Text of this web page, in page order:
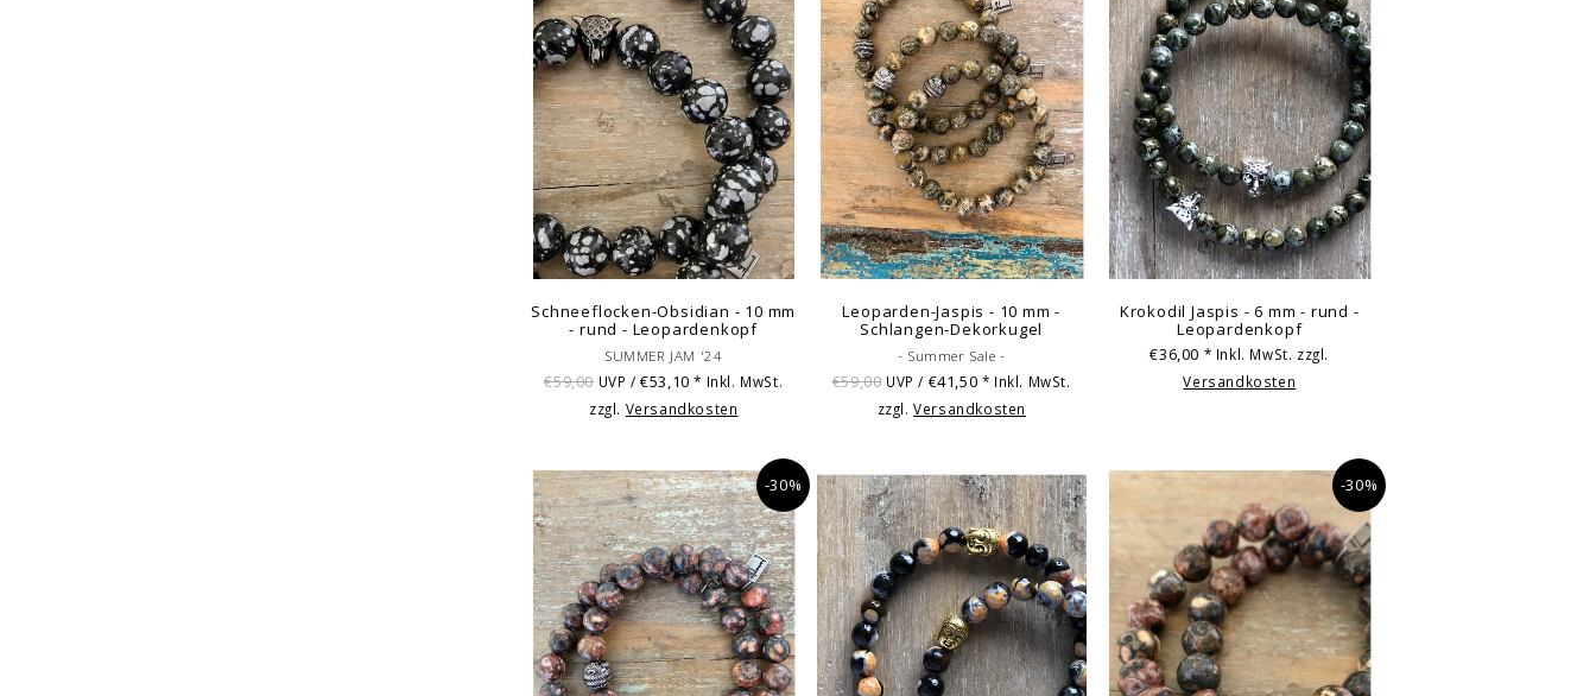
Schneeflocken-Obsidian - 10 mm
- rund - Leopardenkopf
SUMMER JAM '24
€59,00 UVP / €53,10* Inkl. MwSt.
zzgl. Versandkosten
Leoparden-Jaspis - 10 mm -
Schlangen-Dekorkugel
- Summer Sale -
€59,00 UVP / €41,50 * Inkl. MwSt.
zzgl.Versandkosten
Krokodil Jaspis - 6 mm - rund -
Leopardenkopf
€36,00 * Inkl. MwSt. zzgl.
Versandkosten
-30% -30%